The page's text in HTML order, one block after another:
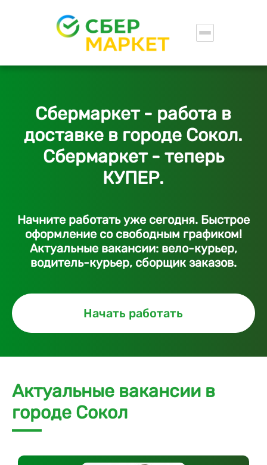
Сбермаркет - работа в
доставке в городе Сокол.
Сбермаркет - теперь
КУПЕР.
Начните работать уже сегодня. Быстрое
оформление со свободным графиком!
Актуальные вакансии: вело-курьер,
водитель-курьер, сборщик заказов.
Начать работать
Актуальные вакансии в
городе Сокол